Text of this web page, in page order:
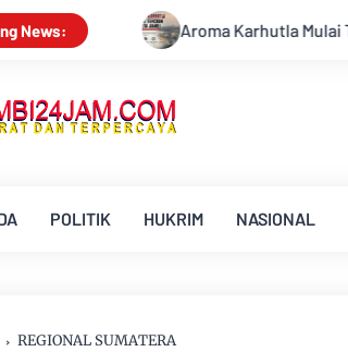
News:
Mulai Tercium di Kota Jambi, Warga
POLITIK HUKRIM NASIONAL
REGIONAL SUMATERA